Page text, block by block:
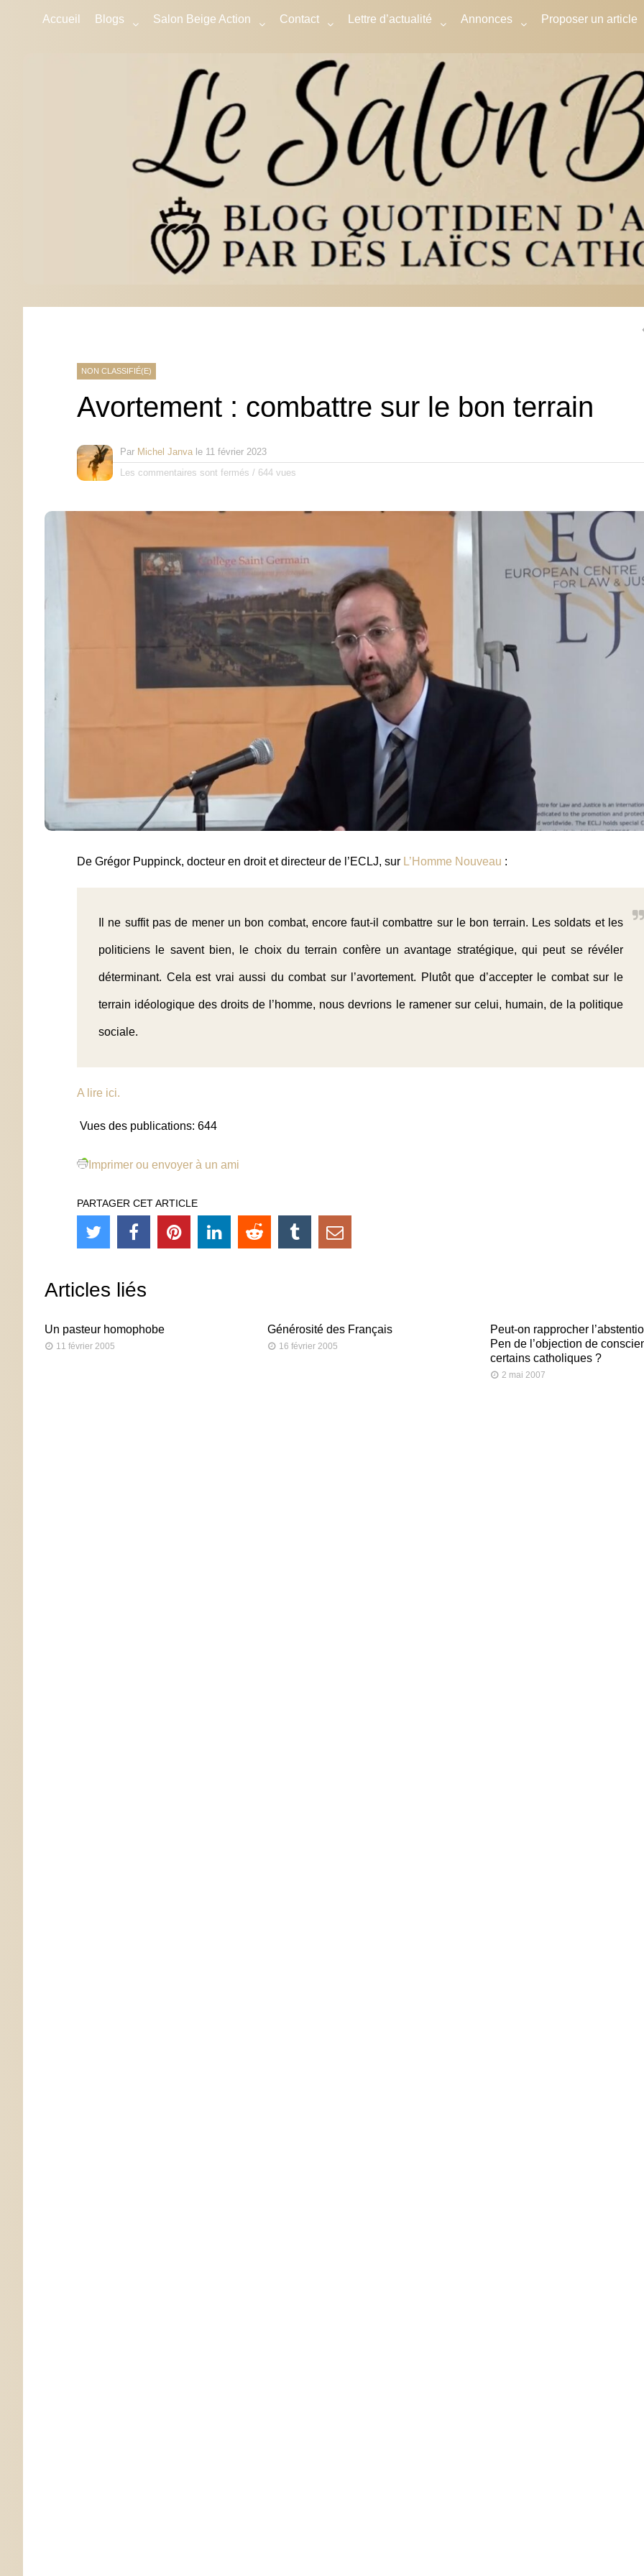
Accueil Blogs Salon Beige Action Contact Lettre d’actualité Annonces Proposer un article
NON CLASSIFIÉ(E)
Avortement : combattre sur le bon terrain
Par Michel Janva le 11 février 2023
Les commentaires sont fermés / 644 vues
De Grégor Puppinck, docteur en droit et directeur de l’ECLJ, sur L’Homme Nouveau :
Il ne suffit pas de mener un bon combat, encore faut-il combattre sur le bon terrain. Les soldats et les
politiciens le savent bien, le choix du terrain confère un avantage stratégique, qui peut se révéler
déterminant. Cela est vrai aussi du combat sur l’avortement. Plutôt que d’accepter le combat sur le
terrain idéologique des droits de l’homme, nous devrions le ramener sur celui, humain, de la politique
sociale.
A lire ici.
Vues des publications: 644
Imprimer ou envoyer à un ami
PARTAGER CET ARTICLE
Articles liés
Un pasteur homophobe
11 février 2005
Générosité des Français
16 février 2005
Peut-on rapprocher
Pen de l’objection de
certains catholiques ?
2 mai 2007